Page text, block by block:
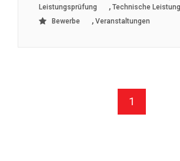
Leistungsprüfung , Technische
Bewerbe
, Veranstaltungen
1